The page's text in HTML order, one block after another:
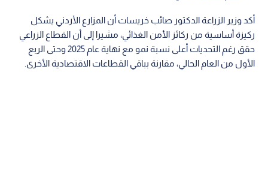
أكد وزير الزراعة الدكتور صائب خريسات أن المزارع الأردني يشكل
ركيزة أساسية من ركائز الأمن الغذائي، مشيرا إلى أن القطاع الزراعي
حقق رغم التحديات أعلى نسبة نمو مع نهاية عام 2025 وحتى الربع
الأول من العام الحالي، مقارنة بباقي القطاعات الاقتصادية الأخرى.